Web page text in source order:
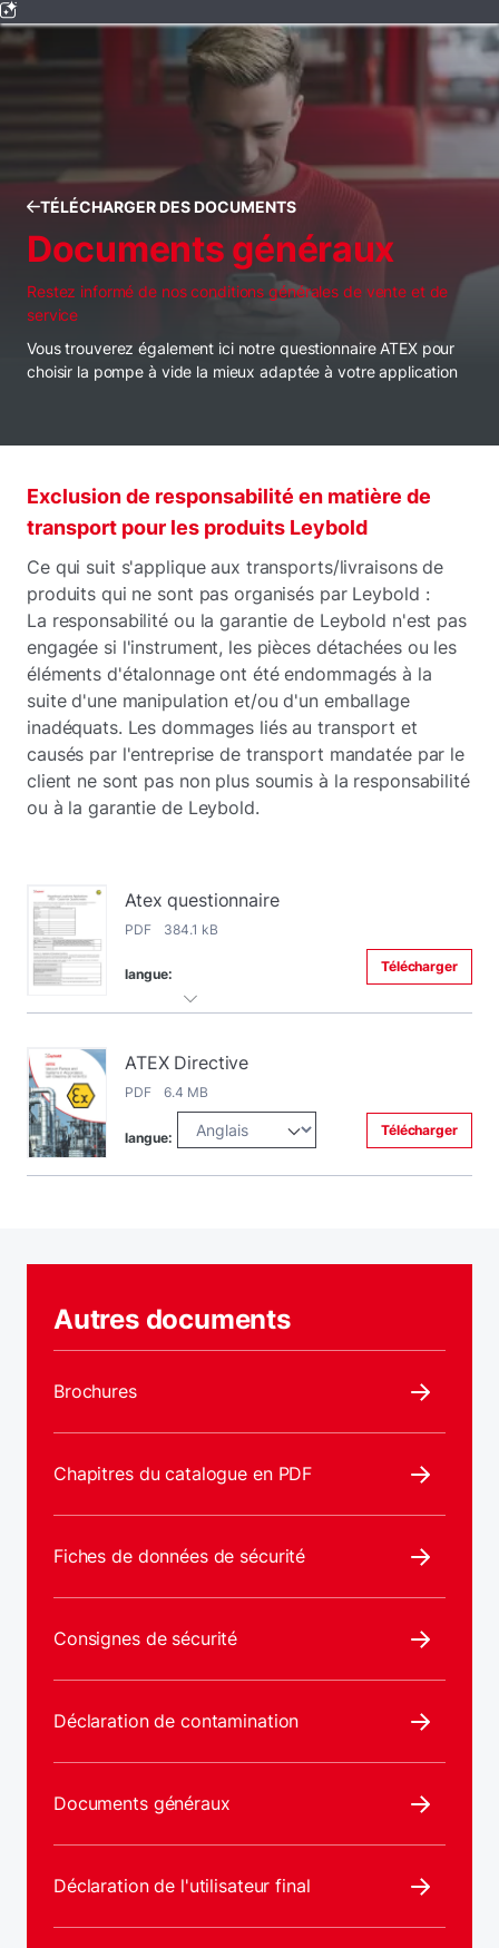
TÉLÉCHARGER DES DOCUMENTS
Documents généraux
Restez informé de nos conditions générales de vente et de
service
Vous trouverez également ici notre questionnaire ATEX pour
choisir la pompe à vide la mieux adaptée à votre application
Exclusion de responsabilité en matière de
transport pour les produits Leybold
Ce qui suit s'applique aux transports/livraisons de
produits qui ne sont pas organisés par Leybold :
La responsabilité ou la garantie de Leybold n'est pas
engagée si l'instrument, les pièces détachées ou les
éléments d'étalonnage ont été endommagés à la
suite d'une manipulation et/ou d'un emballage
inadéquats. Les dommages liés au transport et
causés par l'entreprise de transport mandatée par le
client ne sont pas non plus soumis à la responsabilité
ou à la garantie de Leybold.
Atex questionnaire
PDF 384.1 kB
langue: Télécharger
ATEX Directive
PDF 6.4 MB
langue: Télécharger
Autres documents
Brochures
Chapitres du catalogue en PDF
Fiches de données de sécurité
Consignes de sécurité
Déclaration de contamination
Documents généraux
Déclaration de l'utilisateur final